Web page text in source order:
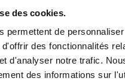
des cookies.
permettent de
des fonctionnalités
d'analyser notre trafic.
des informations sur